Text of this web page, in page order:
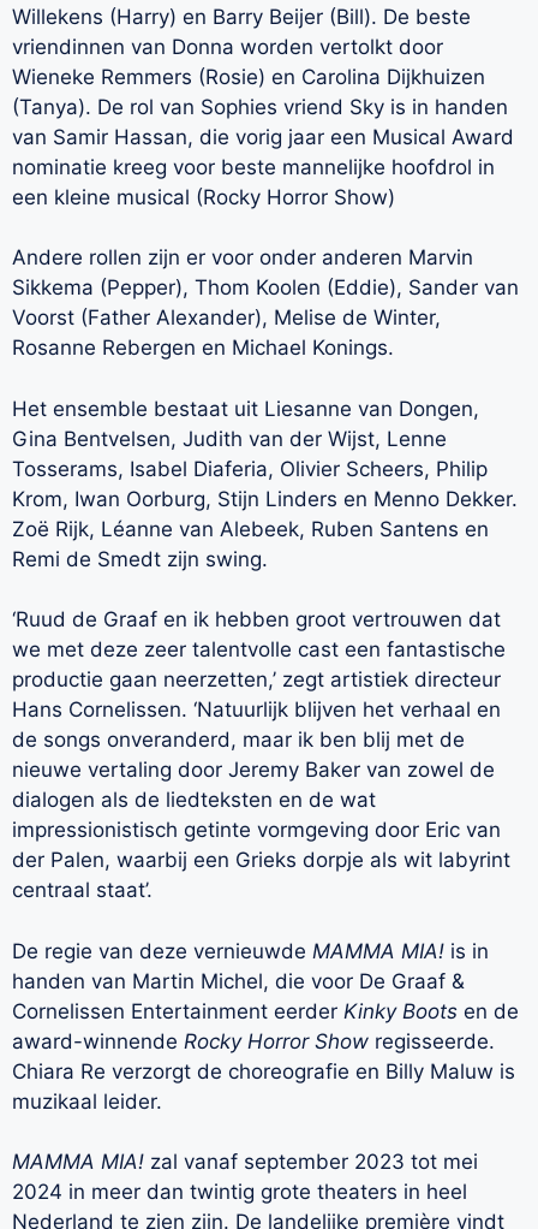
Willekens (Harry) en Barry Beijer (Bill). De beste
vriendinnen van Donna worden vertolkt door
Wieneke Remmers (Rosie) en Carolina Dijkhuizen
(Tanya). De rol van Sophies vriend Sky is in handen
van Samir Hassan, die vorig jaar een Musical Award
nominatie kreeg voor beste mannelijke hoofdrol in
een kleine musical (Rocky Horror Show)
Andere rollen zijn er voor onder anderen Marvin
Sikkema (Pepper), Thom Koolen (Eddie), Sander van
Voorst (Father Alexander), Melise de Winter,
Rosanne Rebergen en Michael Konings.
Het ensemble bestaat uit Liesanne van Dongen,
Gina Bentvelsen, Judith van der Wijst, Lenne
Tosserams, Isabel Diaferia, Olivier Scheers, Philip
Krom, Iwan Oorburg, Stijn Linders en Menno Dekker.
Zoë Rijk, Léanne van Alebeek, Ruben Santens en
Remi de Smedt zijn swing.
‘Ruud de Graaf en ik hebben groot vertrouwen dat
we met deze zeer talentvolle cast een fantastische
productie gaan neerzetten,’ zegt artistiek directeur
Hans Cornelissen. ‘Natuurlijk blijven het verhaal en
de songs onveranderd, maar ik ben blij met de
nieuwe vertaling door Jeremy Baker van zowel de
dialogen als de liedteksten en de wat
impressionistisch getinte vormgeving door Eric van
der Palen, waarbij een Grieks dorpje als wit labyrint
centraal staat’.
De regie van deze vernieuwde MAMMA MIA! is in
handen van Martin Michel, die voor De Graaf &
Cornelissen Entertainment eerder Kinky Boots en de
award-winnende Rocky Horror Show regisseerde.
Chiara Re verzorgt de choreografie en Billy Maluw is
muzikaal leider.
MAMMA MIA! zal vanaf september 2023 tot mei
2024 in meer dan twintig grote theaters in heel
Nederland te zien zijn. De landelijke première vindt